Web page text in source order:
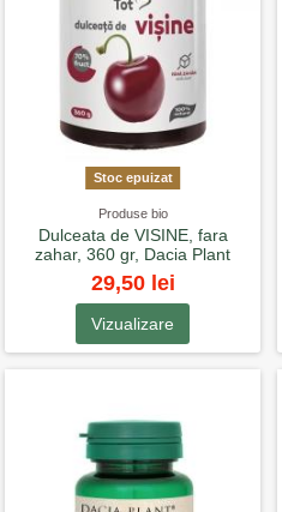
Stoc epuizat
Produse bio
Dulceata de VISINE, fara
zahar, 360 gr, Dacia Plant
29,50 lei
Vizualizare